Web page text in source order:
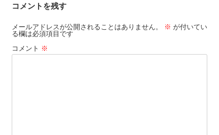
ー
シ
ョ
ン
コメントを残す
メールアドレスが公開されることはありません。 ※ が付いてい
る欄は必須項目です
コメント ※